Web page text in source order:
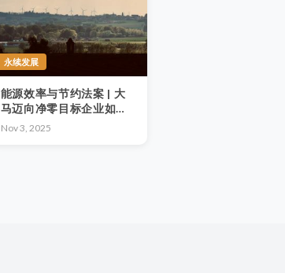
永续发展
能源效率与节约法案 | 大
马迈向净零目标企业如何
从“节能合规”变成“节能盈
Nov 3, 2025